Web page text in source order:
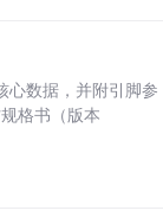
心数据，并附引脚参
格书（版本